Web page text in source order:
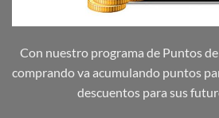
Con nuestro programa de Puntos
comprando va acumulando puntos
descuentos para sus